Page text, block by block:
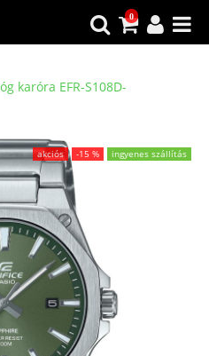
0
karóra EFR-S108D-
akciós -15 % ingyenes szállítás